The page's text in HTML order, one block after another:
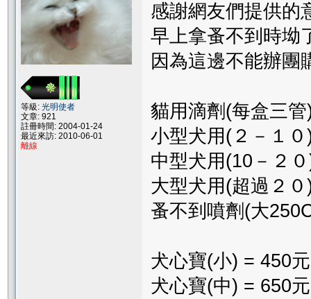
等級: 光明使者
文章: 921
註冊時間: 2004-01-24
最近來訪: 2010-06-01
離線
感謝網友們提供的
早上拿蚤不到時坳
因為這邊不能辦團
貓用滴劑(每盒
小型犬用(２－１
中型犬用(10－２
大型犬用(超過２
蚤不到噴劑(大
犬心寶(小) = 450元
犬心寶(中) = 650元